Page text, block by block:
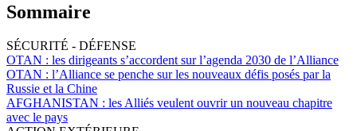
Sommaire
SÉCURITÉ - DÉFENSE
OTAN : les dirigeants s’accordent sur l’agenda 2030 de l’Alliance
OTAN : l’Alliance se penche sur les nouveaux défis posés par la
Russie et la Chine
AFGHANISTAN : les Alliés veulent ouvrir un nouveau chapitre
avec le pays